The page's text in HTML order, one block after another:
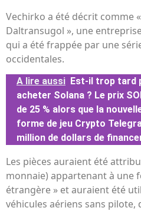
Vechirko a été décrit comme
Daltransugol », une
qui a été frappée par une
occidentales.
A lire aussi Est-il trop tard
acheter Solana ? Le prix
de 25 % alors que la
forme de jeu Crypto
million de dollars de
Les pièces auraient été
monnaie) appartenant à une
étrangère » et auraient été
véhicules aériens sans pilote,